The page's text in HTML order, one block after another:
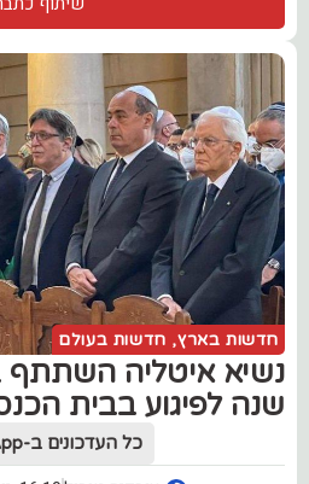
חדשות בארץ, חדשות בעולם
שנה לפיגוע בבית
כל העדכונים ב-WhatsApp